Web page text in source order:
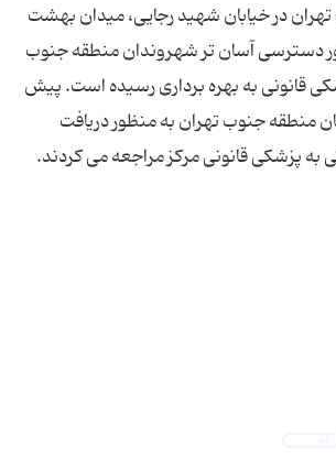
در خیابان شهید رجایی، میدان بهشت
دسترسی آسان تر شهروندان منطقه جنوب
قانونی به بهره برداری رسیده است. پیش
منطقه جنوب تهران به منظور دریافت